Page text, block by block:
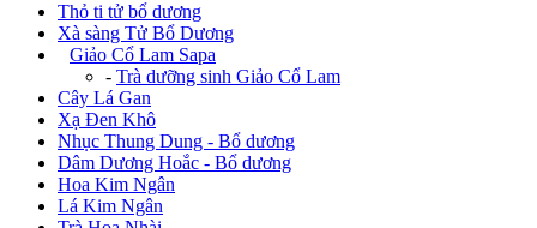
Thỏ ti tử bổ dương
Xà sàng Tử Bổ Dương
Giảo Cổ Lam Sapa
- Trà dưỡng sinh Giảo Cổ Lam
Cây Lá Gan
Xạ Đen Khô
Nhục Thung Dung - Bổ dương
Dâm Dương Hoắc - Bổ dương
Hoa Kim Ngân
Lá Kim Ngân